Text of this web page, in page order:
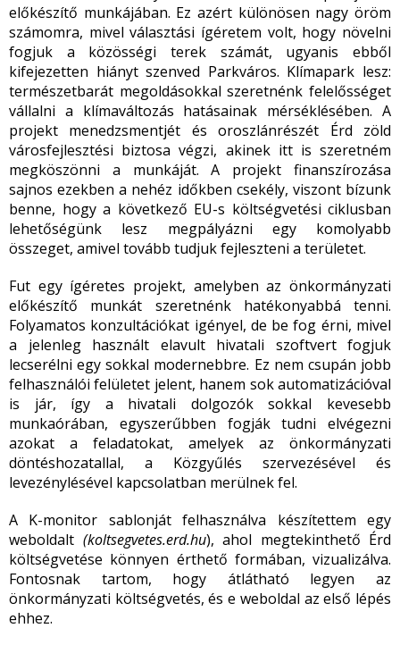
előkészítő munkájában. Ez azért különösen nagy öröm
számomra, mivel választási ígéretem volt, hogy növelni
fogjuk a közösségi terek számát, ugyanis ebből
kifejezetten hiányt szenved Parkváros. Klímapark lesz:
természetbarát megoldásokkal szeretnénk felelősséget
vállalni a klímaváltozás hatásainak mérséklésében. A
projekt menedzsmentjét és oroszlánrészét Érd zöld
városfejlesztési biztosa végzi, akinek itt is szeretném
megköszönni a munkáját. A projekt finanszírozása
sajnos ezekben a nehéz időkben csekély, viszont bízunk
benne, hogy a következő EU-s költségvetési ciklusban
lehetőségünk lesz megpályázni egy komolyabb
összeget, amivel tovább tudjuk fejleszteni a területet.
Fut egy ígéretes projekt, amelyben az önkormányzati
előkészítő munkát szeretnénk hatékonyabbá tenni.
Folyamatos konzultációkat igényel, de be fog érni, mivel
a jelenleg használt elavult hivatali szoftvert fogjuk
lecserélni egy sokkal modernebbre. Ez nem csupán jobb
felhasználói felületet jelent, hanem sok automatizációval
is jár, így a hivatali dolgozók sokkal kevesebb
munkaórában, egyszerűbben fogják tudni elvégezni
azokat a feladatokat, amelyek az önkormányzati
döntéshozatallal, a Közgyűlés szervezésével és
levezénylésével kapcsolatban merülnek fel.
A K-monitor sablonját felhasználva készítettem egy
weboldalt (koltsegvetes.erd.hu), ahol megtekinthető Érd
költségvetése könnyen érthető formában, vizualizálva.
Fontosnak tartom, hogy átlátható legyen az
önkormányzati költségvetés, és e weboldal az első lépés
ehhez.